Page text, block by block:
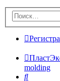
molding
Поиск